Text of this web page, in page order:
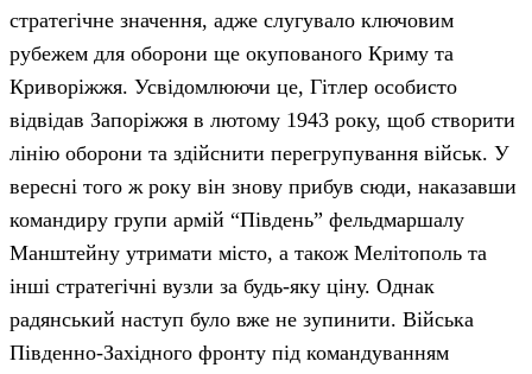
стратегічне значення, адже слугувало ключовим
рубежем для оборони ще окупованого Криму та
Криворіжжя. Усвідомлюючи це, Гітлер особисто
відвідав Запоріжжя в лютому 1943 року, щоб створити
лінію оборони та здійснити перегрупування військ. У
вересні того ж року він знову прибув сюди, наказавши
командиру групи армій “Південь” фельдмаршалу
Манштейну утримати місто, а також Мелітополь та
інші стратегічні вузли за будь-яку ціну. Однак
радянський наступ було вже не зупинити. Війська
Південно-Західного фронту під командуванням